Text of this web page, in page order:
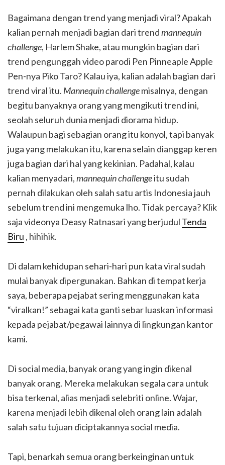
Bagaimana dengan trend yang menjadi viral? Apakah
kalian pernah menjadi bagian dari trendmannequin
challenge, Harlem Shake, atau mungkin bagian dari
trend pengunggah video parodi Pen Pinneaple Apple
Pen-nya Piko Taro? Kalau iya, kalian adalah bagian dari
trend viral itu. Mannequin challengemisalnya, dengan
begitu banyaknya orang yang mengikuti trend ini,
seolah seluruh dunia menjadi diorama hidup.
Walaupun bagi sebagian orang itu konyol, tapi banyak
juga yang melakukan itu, karena selain dianggap keren
juga bagian dari hal yang kekinian. Padahal, kalau
kalian menyadari,mannequin challengeitu sudah
pernah dilakukan oleh salah satu artis Indonesia jauh
sebelum trend ini mengemuka lho. Tidak percaya? Klik
saja videonya Deasy Ratnasari yang berjudul Tenda
Biru , hihihik.
Di dalam kehidupan sehari-hari pun kata viral sudah
mulai banyak dipergunakan. Bahkan di tempat kerja
saya, beberapa pejabat sering menggunakan kata
“viralkan!” sebagai kata ganti sebar luaskan informasi
kepada pejabat/pegawai lainnya di lingkungan kantor
kami.
Di social media, banyak orang yang ingin dikenal
banyak orang. Mereka melakukan segala cara untuk
bisa terkenal, alias menjadi selebriti online. Wajar,
karena menjadi lebih dikenal oleh orang lain adalah
salah satu tujuan diciptakannya social media.
Tapi, benarkah semua orang berkeinginan untuk